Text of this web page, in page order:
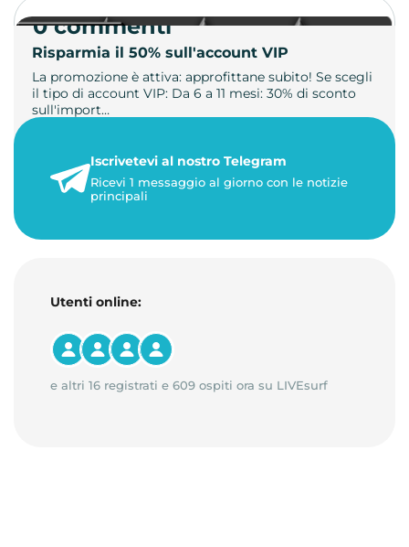
Risparmia il 50% sull'account VIP
La promozione è attiva: approfittane subito! Se scegli
il tipo di account VIP: Da 6 a 11 mesi: 30% di sconto
sull'import…
1 minuto di lettura
0 commenti
Iscrivetevi al nostro Telegram
Ricevi 1 messaggio al giorno con le notizie
principali
Utenti online:
e altri 16 registrati e 609 ospiti ora su LIVEsurf